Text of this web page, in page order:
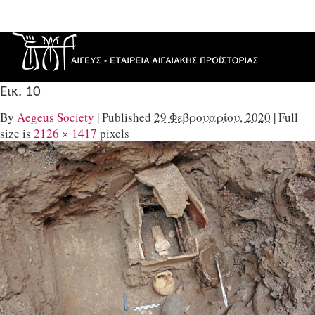
Εικ. 10
By Aegeus Society |Published 29 Φεβρουαρίου, 2020 |Full
size is 2126 × 1417 pixels